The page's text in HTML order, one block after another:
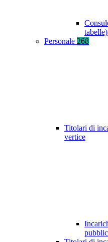
tabelle)
Personale 268
Titolari di
vertice